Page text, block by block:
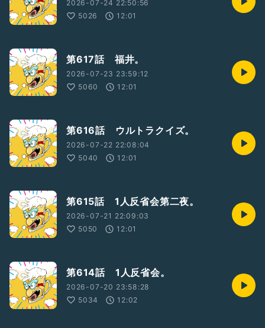
2026-07-24 22:50:56
5026
12:01
第617話 福井。
2026-07-23 23:59:12
5060
12:01
第616話 ウルトラクイズ。
2026-07-22 22:08:04
5040
12:01
第615話 1人反省会第二夜。
2026-07-21 22:09:03
5050
12:01
第614話 1人反省会。
2026-07-20 23:58:28
5034
12:02